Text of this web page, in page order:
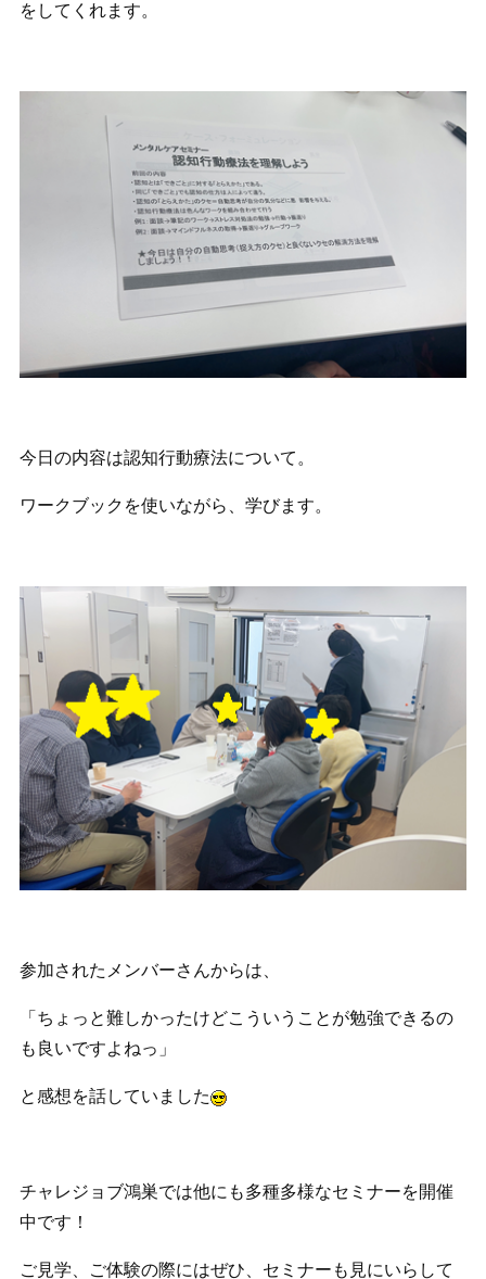
をしてくれます。
今日の内容は認知行動療法について。
ワークブックを使いながら、学びます。
参加されたメンバーさんからは、
「ちょっと難しかったけどこういうことが勉強できるの
も良いですよねっ」
と感想を話していました
チャレジョブ鴻巣では他にも多種多様なセミナーを開催
中です！
ご見学、ご体験の際にはぜひ、セミナーも見にいらして